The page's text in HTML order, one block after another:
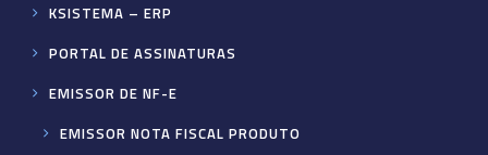
KSISTEMA – ERP
PORTAL DE ASSINATURAS
EMISSOR DE NF-E
EMISSOR NOTA FISCAL PRODUTO